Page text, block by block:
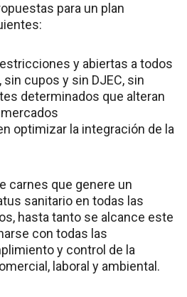
para un plan
y abiertas a todos
cupos y sin DJEC, sin
determinados que alteran
optimizar la integración de la
carnes que genere un
sanitario en todas las
hasta tanto se alcance este
con todas las
y control de la
laboral y ambiental.